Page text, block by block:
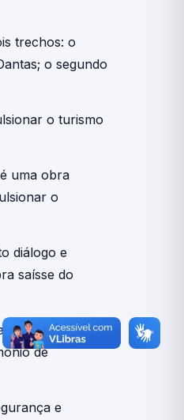
trechos: o
o segundo
o turismo
uma obra
o
diálogo e
saísse do
a região como
de
e